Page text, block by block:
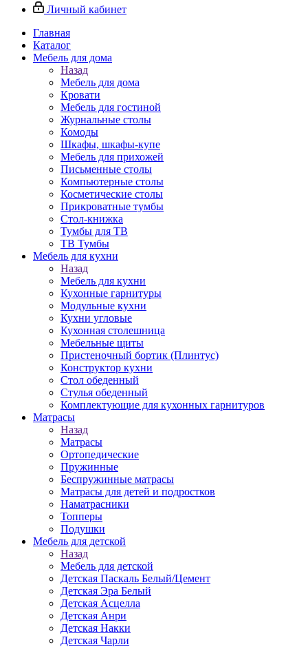
Личный кабинет
Главная
Каталог
Мебель для дома
Назад
Мебель для дома
Кровати
Мебель для гостиной
Журнальные столы
Комоды
Шкафы, шкафы-купе
Мебель для прихожей
Письменные столы
Компьютерные столы
Косметические столы
Прикроватные тумбы
Стол-книжка
Тумбы для ТВ
ТВ Тумбы
Мебель для кухни
Назад
Мебель для кухни
Кухонные гарнитуры
Модульные кухни
Кухни угловые
Кухонная столешница
Мебельные щиты
Пристеночный бортик (Плинтус)
Конструктор кухни
Стол обеденный
Стулья обеденный
Комплектующие для кухонных гарнитуров
Матраcы
Назад
Матраcы
Ортопедические
Пружинные
Беспружинные матрасы
Матрасы для детей и подростков
Наматрасники
Топперы
Подушки
Мебель для детской
Назад
Мебель для детской
Детская Паскаль Белый/Цемент
Детская Эра Белый
Детская Асцелла
Детская Анри
Детская Накки
Детская Чарли